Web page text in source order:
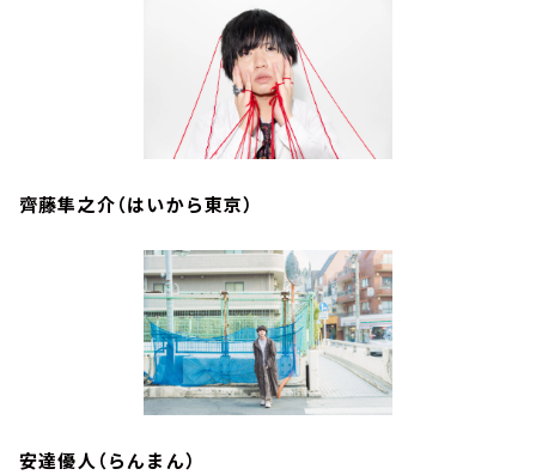
齊藤隼之介（はいから東京）
安達優人（らんまん）